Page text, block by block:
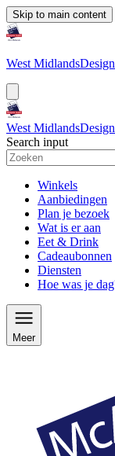
Skip to main content
West Midlands
West Midlands
Search input
Winkels
Aanbiedingen
Plan je bezoek
Wat is er aan
Eet & Drink
Cadeaubonnen
Diensten
Hoe was je
Meer